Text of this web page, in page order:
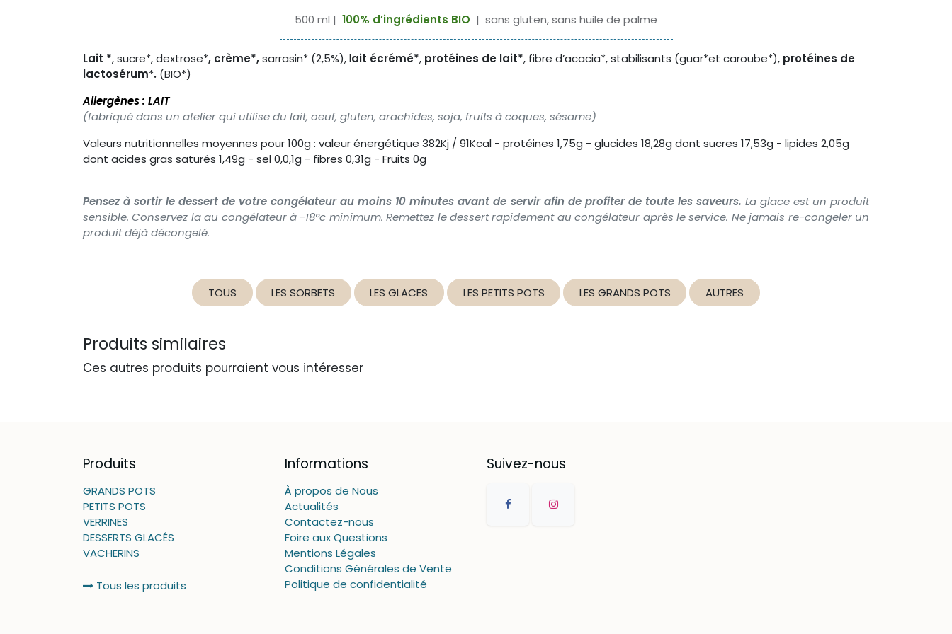
500 ml | 100% d’ingrédients BIO | sans gluten, sans huile de palme
Lait *, sucre*, dextrose*, crème*,sarrasin* (2,5%), lait écrémé*, protéines de lait*, fibre d’acacia*, stabilisants (guar*et caroube*), protéines de
lactosérum*. (BIO*)
Allergènes : LAIT
(fabriqué dans un atelier qui utilise du lait, oeuf, gluten, arachides, soja, fruits à coques, sésame)
Valeurs nutritionnelles moyennes pour 100g : valeur énergétique 382Kj / 91Kcal - protéines 1,75g - glucides 18,28g dont sucres 17,53g - lipides 2,05g
dont acides gras saturés 1,49g - sel 0,0,1g - fibres 0,31g - Fruits 0g
Pensez à sortir le dessert de votre congélateur au moins 10 minutes avant de servir afin de profiter de toute les saveurs. La glace est un produit
sensible. Conservez la au congélateur à -18°c minimum. Remettez le dessert rapidement au congélateur après le service. Ne jamais re-congeler un
produit déjà décongelé.
TOUS LES SORBETS LES GLACES LES PETITS POTS LES GRANDS POTS AUTRES
Produits similaires
Ces autres produits pourraient vous intéresser
Produits
GRANDS POTS
PETITS POTS
VERRINES
DESSERTS GLACÉS
VACHERINS
Tous les produits
Informations
À propos de Nous
Actualités
Contactez-nous
Foire aux Questions
Mentions Légales
Conditions Générales de Vente
Politique de confidentialité
Suivez-nous